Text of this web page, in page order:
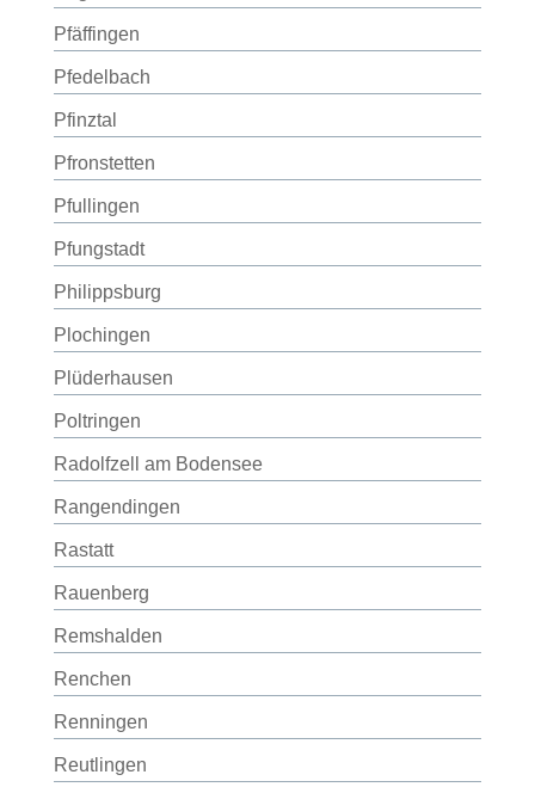
Pfäffingen
Pfedelbach
Pfinztal
Pfronstetten
Pfullingen
Pfungstadt
Philippsburg
Plochingen
Plüderhausen
Poltringen
Radolfzell am Bodensee
Rangendingen
Rastatt
Rauenberg
Remshalden
Renchen
Renningen
Reutlingen